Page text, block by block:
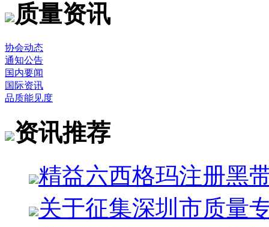
质量资讯
协会动态
通知公告
国内要闻
国际资讯
品质能见度
资讯推荐
精益六西格玛注册黑
关于征集深圳市质量